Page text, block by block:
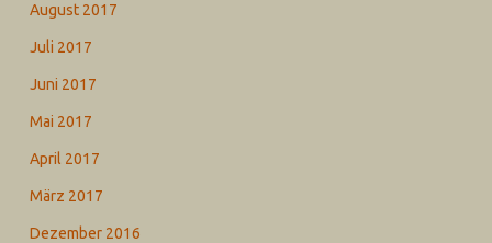
August 2017
Juli 2017
Juni 2017
Mai 2017
April 2017
März 2017
Dezember 2016